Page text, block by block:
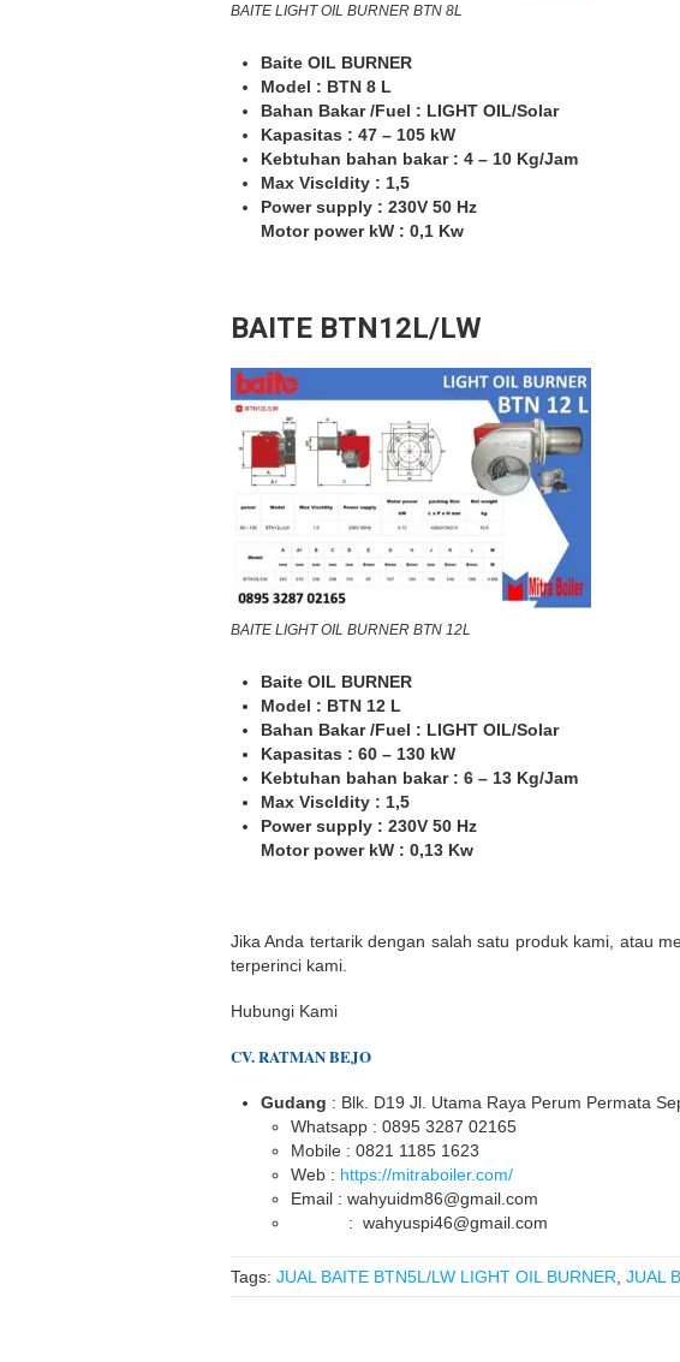
BAITE LIGHT OIL BURNER BTN 8L
Baite OIL BURNER
Model : BTN 8 L
Bahan Bakar /Fuel : LIGHT OIL/Solar
Kapasitas : 47 – 105 kW
Kebtuhan bahan bakar : 4 – 10 Kg/Jam
Max Viscldity : 1,5
Power supply : 230V 50 Hz
Motor power kW : 0,1 Kw
BAITE BTN12L/LW
BAITE LIGHT OIL BURNER BTN 12L
Baite OIL BURNER
Model : BTN 12 L
Bahan Bakar /Fuel : LIGHT OIL/Solar
Kapasitas : 60 – 130 kW
Kebtuhan bahan bakar : 6 – 13 Kg/Jam
Max Viscldity : 1,5
Power supply : 230V 50 Hz
Motor power kW : 0,13 Kw
Jika Anda tertarik dengan salah satu produk kami, atau
terperinci kami.
Hubungi Kami
CV. RATMAN BEJO
Gudang : Blk. D19 Jl. Utama Raya Perum Permata
Whatsapp : 0895 3287 02165
Mobile : 0821 1185 1623
Web : https://mitraboiler.com/
Email : wahyuidm86@gmail.com
: wahyuspi46@gmail.com
Tags: JUAL BAITE BTN5L/LW LIGHT OIL BURNER JUAL